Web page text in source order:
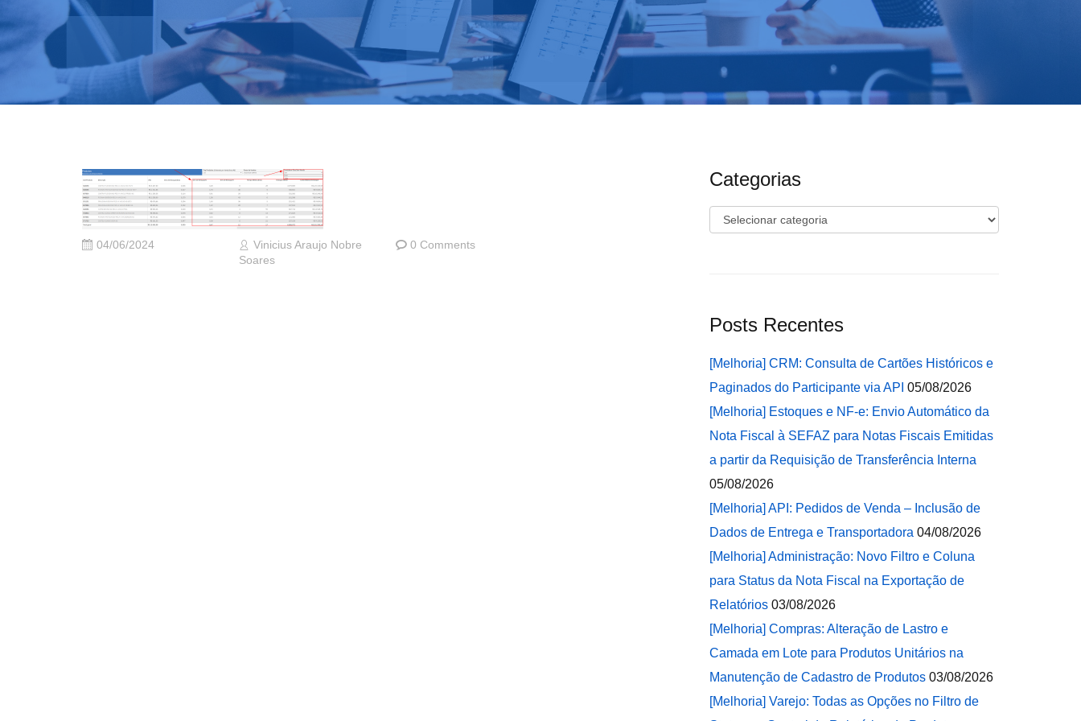
04/06/2024
Vinicius Araujo Nobre
Soares
0 Comments
Categorias
Categorias
Posts Recentes
[Melhoria] CRM: Consulta de Cartões Históricos e
Paginados do Participante via API 05/08/2026
[Melhoria] Estoques e NF-e: Envio Automático da
Nota Fiscal à SEFAZ para Notas Fiscais Emitidas
a partir da Requisição de Transferência Interna
05/08/2026
[Melhoria] API: Pedidos de Venda – Inclusão de
Dados de Entrega e Transportadora 04/08/2026
[Melhoria] Administração: Novo Filtro e Coluna
para Status da Nota Fiscal na Exportação de
Relatórios 03/08/2026
[Melhoria] Compras: Alteração de Lastro e
Camada em Lote para Produtos Unitários na
Manutenção de Cadastro de Produtos 03/08/2026
[Melhoria] Varejo: Todas as Opções no Filtro de